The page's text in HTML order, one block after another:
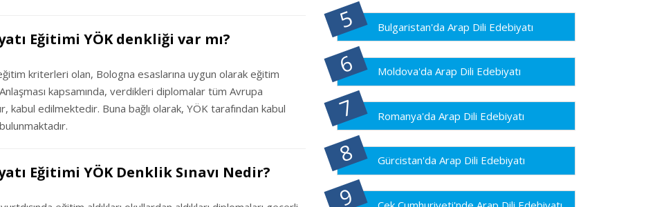
Eğitimi YÖK denkliği var mı?
kriterleri olan, Bologna esaslarına uygun olarak eğitim
kapsamında, verdikleri diplomalar tüm Avrupa
kabul edilmektedir. Buna bağlı olarak, YÖK tarafından kabul
Eğitimi YÖK Denklik Sınavı Nedir?
Bulgaristan'da Arap Dili Edebiyatı
Moldova'da Arap Dili Edebiyatı
Romanya'da Arap Dili Edebiyatı
Gürcistan'da Arap Dili Edebiyatı